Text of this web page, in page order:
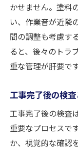
かせません。塗料
い、作業音が近隣
間の調整も考慮す
ると、後々のトラ
重な管理が肝要です
工事完了後の検
工事完了後の検査
重要なプロセスで
か、視覚的な確認